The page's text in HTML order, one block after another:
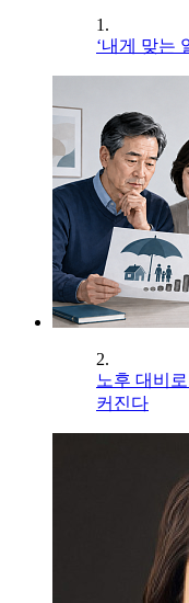
1.
‘내게 맞는
2.
노후 대비
커진다